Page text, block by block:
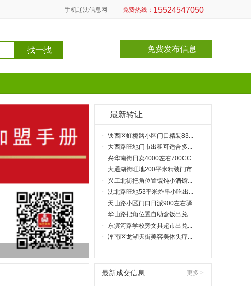
手机辽沈信息网 免费热线： 15524547050
免费发布信息
面积：230平米
转让费：12万
电话：15169119313
最新转让
· 铁西区虹桥路小区门口精装83...
· 大西路旺地门市出租可适合多...
· 兴华南街日卖4000左右700CC...
· 大通湖街旺地200平米精装门市...
· 兴工北街把角位置馄饨小酒馆...
· 沈北路旺地53平米炸串小吃出...
· 天山路小区门口日派900左右驿...
· 华山路把角位置自助盒饭出兑...
· 东滨河路学校旁文具超市出兑...
· 浑南区龙湖天街美容美体头疗...
更多 >
最新成交信息